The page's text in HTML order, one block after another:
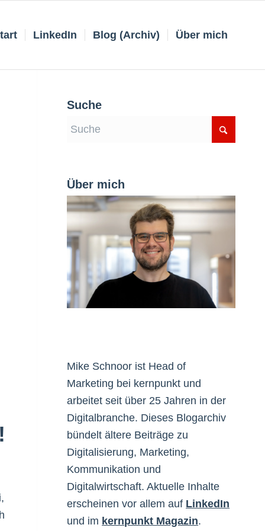
LinkedIn Blog (Archiv) Über mich
Suche
Über mich
Mike Schnoor ist Head of
Marketing bei kernpunkt und
arbeitet seit über 25 Jahren in der
Digitalbranche. Dieses Blogarchiv
bündelt ältere Beiträge zu
Digitalisierung, Marketing,
Kommunikation und
Digitalwirtschaft. Aktuelle Inhalte
erscheinen vor allem auf LinkedIn
und im kernpunkt Magazin.